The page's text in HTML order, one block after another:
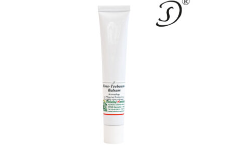
auf.
Die
Optionen